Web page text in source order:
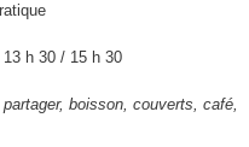
h 30 / 15 h 30
boisson, couverts, café,